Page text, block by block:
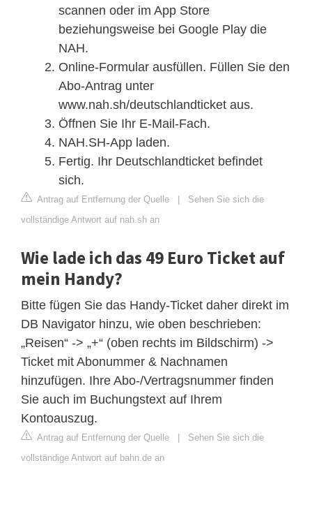
scannen oder im App Store
beziehungsweise bei Google Play die
NAH.
Online-Formular ausfüllen. Füllen Sie den
Abo-Antrag unter
www.nah.sh/deutschlandticket aus.
Öffnen Sie Ihr E-Mail-Fach.
NAH.SH-App laden.
Fertig. Ihr Deutschlandticket befindet
sich.
Antrag auf Entfernung der Quelle
Sehen Sie sich die
vollständige Antwort auf nah.sh an
Wie lade ich das 49 Euro Ticket auf
mein Handy?
Bitte fügen Sie das Handy-Ticket daher direkt im
DB Navigator hinzu, wie oben beschrieben:
„Reisen“ -> „+“ (oben rechts im Bildschirm) ->
Ticket mit Abonummer & Nachnamen
hinzufügen. Ihre Abo-/Vertragsnummer finden
Sie auch im Buchungstext auf Ihrem
Kontoauszug.
Antrag auf Entfernung der Quelle
Sehen Sie sich die
vollständige Antwort auf bahn.de an